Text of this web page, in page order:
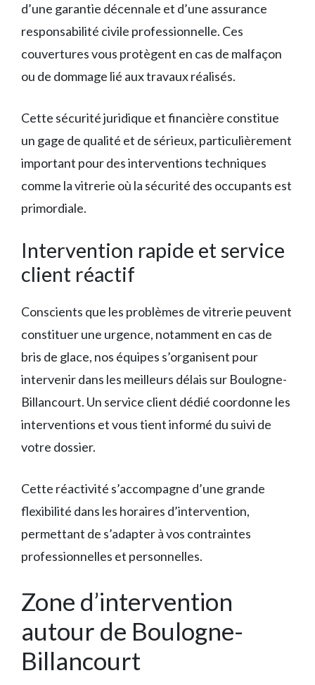
d’une garantie décennale et d’une assurance
responsabilité civile professionnelle. Ces
couvertures vous protègent en cas de malfaçon
ou de dommage lié aux travaux réalisés.
Cette sécurité juridique et financière constitue
un gage de qualité et de sérieux, particulièrement
important pour des interventions techniques
comme la vitrerie où la sécurité des occupants est
primordiale.
Intervention rapide et service
client réactif
Conscients que les problèmes de vitrerie peuvent
constituer une urgence, notamment en cas de
bris de glace, nos équipes s’organisent pour
intervenir dans les meilleurs délais sur Boulogne-
Billancourt. Un service client dédié coordonne les
interventions et vous tient informé du suivi de
votre dossier.
Cette réactivité s’accompagne d’une grande
flexibilité dans les horaires d’intervention,
permettant de s’adapter à vos contraintes
professionnelles et personnelles.
Zone d’intervention
autour de Boulogne-
Billancourt